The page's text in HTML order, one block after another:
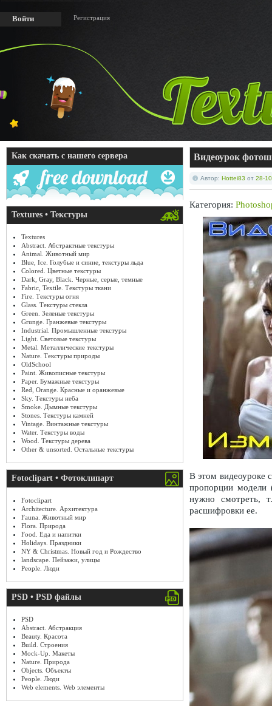
Войти Регистрация
Как скачать с нашего сервера
Textures • Текстуры
Textures
Abstract. Абстрактные текстуры
Animal. Животный мир
Blue, Ice. Голубые и синие, текстуры льда
Colored. Цветные текстуры
Dark, Gray, Black. Черные, серые, темные
Fabric, Textile. Текстуры ткани
Fire. Текстуры огня
Glass. Текстуры стекла
Green. Зеленые текстуры
Grunge. Гранжевые текстуры
Industrial. Промышленные текстуры
Light. Световые текстуры
Metal. Металлические текстуры
Nature. Текстуры природы
OldSchool
Paint. Живописные текстуры
Paper. Бумажные текстуры
Red, Orange. Красные и оранжевые
Sky. Текстуры неба
Smoke. Дымные текстуры
Stones. Текстуры камней
Vintage. Винтажные текстуры
Water. Текстуры воды
Wood. Текстуры дерева
Other & unsorted. Остальные текстуры
Fotoclipart • Фотоклипарт
Fotoclipart
Architecture. Архитектура
Fauna. Животный мир
Flora. Природа
Food. Еда и напитки
Holidays. Праздники
NY & Christmas. Новый год и Рождество
landscape. Пейзажи, улицы
People. Люди
PSD • PSD файлы
PSD
Abstract. Абстракция
Beauty. Красота
Build. Строения
Mock-Up. Макеты
Nature. Природа
Objects. Объекты
People. Люди
Web elements. Web элементы
Видеоурок
Автор: Hottei83 от 28-
Категория:
В этом видеоуроке
пропорции модели
нужно смотреть,
расшифровки ее.